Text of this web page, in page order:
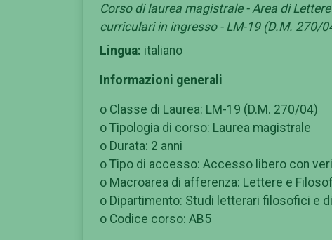
Corso di laurea magistrale - Area di
curriculari in ingresso - LM-19 (D.M. 270/
Lingua: italiano
Informazioni generali
o Classe di Laurea: LM-19 (D.M. 270/04)
o Tipologia di corso: Laurea magistrale
o Durata: 2 anni
o Tipo di accesso: Accesso libero con
o Macroarea di afferenza: Lettere e
o Dipartimento: Studi letterari filosofici e
o Codice corso: AB5